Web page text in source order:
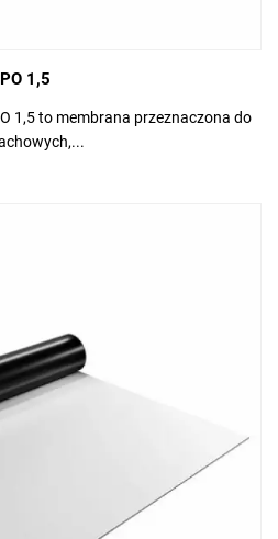
1,5
1,5 to membrana przeznaczona do